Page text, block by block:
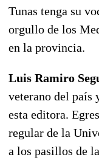
Tunas tenga su
orgullo de los
en la provincia.
Luis Ramiro
veterano del país
esta editora.
regular de la
a los pasillos de